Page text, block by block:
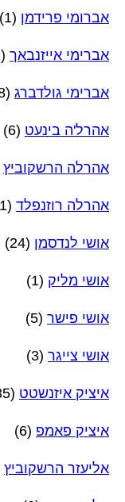
אברומי פרידמן (1)
אברימי אייזנבאך (1)
אברימי גולדברג (18)
אהרל'ה בינעט (6)
אהרלה הרשקוביץ
אהרלה רוזנפלד (1)
אושי לנדסמן (24)
אושי מליק (1)
אושי פישר (5)
אושי צייגר (3)
איציק איזנשטט (35)
איציק פאמפ (6)
אליעזר הרשקוביץ